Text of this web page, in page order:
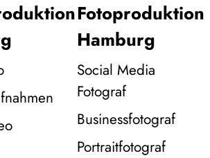
Fotoproduktion
Hamburg
Social Media
Fotograf
Businessfotograf
Portraitfotograf